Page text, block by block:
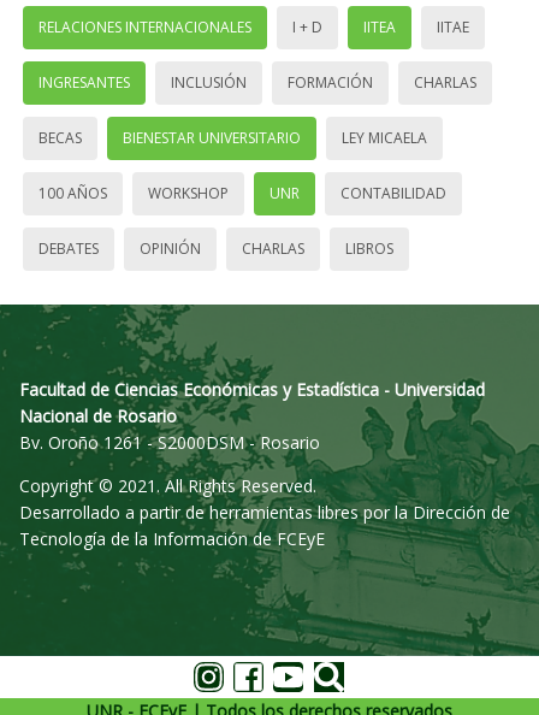
RELACIONES INTERNACIONALES I + D IITEA IITAE
INGRESANTES INCLUSIÓN FORMACIÓN CHARLAS
BECAS BIENESTAR UNIVERSITARIO LEY MICAELA
100 AÑOS WORKSHOP UNR CONTABILIDAD
DEBATES OPINIÓN CHARLAS LIBROS
Facultad de Ciencias Económicas y Estadística - Universidad
Nacional de Rosario
Bv. Oroño 1261 - S2000DSM - Rosario
Copyright © 2021. All Rights Reserved.
Desarrollado a partir de herramientas libres por la Dirección de
Tecnología de la Información de FCEyE